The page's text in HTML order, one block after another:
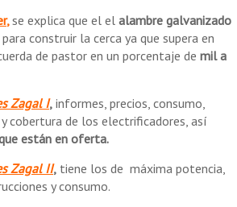
, se explica que el el alambre galvanizado
construir la cerca ya que supera en
de pastor en un porcentaje de mil a
Zagal I, informes, precios, consumo,
cobertura de los electrificadores, así
están en oferta.
Zagal II, tiene los de máxima potencia,
y consumo.